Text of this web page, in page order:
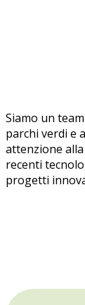
Siamo un
parchi verdi e
attenzione
recenti
progetti